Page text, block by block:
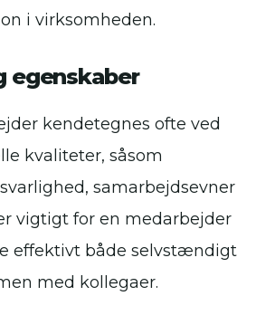
i virksomheden.
egenskaber
kendetegnes ofte ved
kvaliteter, såsom
samarbejdsevner
vigtigt for en medarbejder
effektivt både selvstændigt
med kollegaer.